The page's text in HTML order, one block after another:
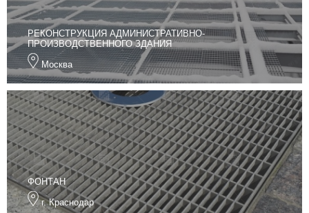
РЕКОНСТРУКЦИЯ АДМИНИСТРАТИВНО-
ПРОИЗВОДСТВЕННОГО ЗДАНИЯ
Москва
ФОНТАН
г. Краснодар